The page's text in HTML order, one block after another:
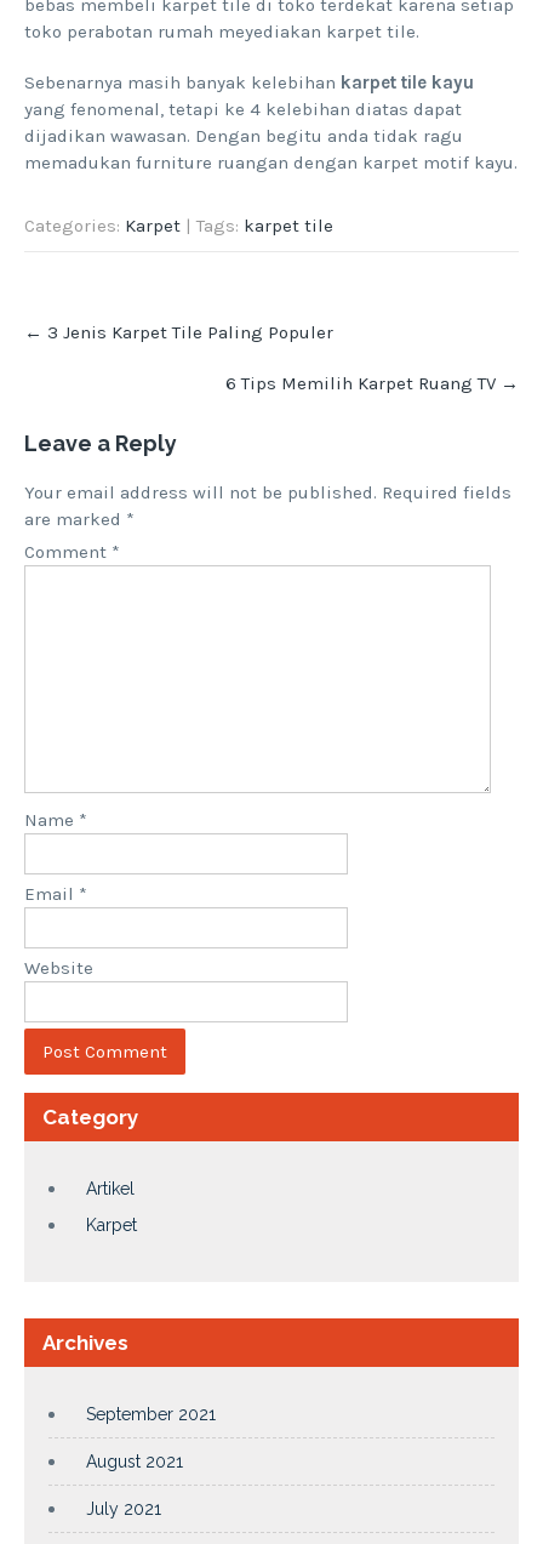
bebas membeli karpet tile di toko terdekat karena setiap
toko perabotan rumah meyediakan karpet tile.
Sebenarnya masih banyak kelebihan karpet tile kayu
yang fenomenal, tetapi ke 4 kelebihan diatas dapat
dijadikan wawasan. Dengan begitu anda tidak ragu
memadukan furniture ruangan dengan karpet motif kayu.
Categories: Karpet | Tags: karpet tile
navigation
← 3 Jenis Karpet Tile Paling Populer
6 Tips Memilih Karpet Ruang TV →
Leave a Reply
Your email address will not be published. Required fields
are marked *
Comment *
Name *
Email *
Website
Category
Artikel
Karpet
Archives
September 2021
August 2021
July 2021